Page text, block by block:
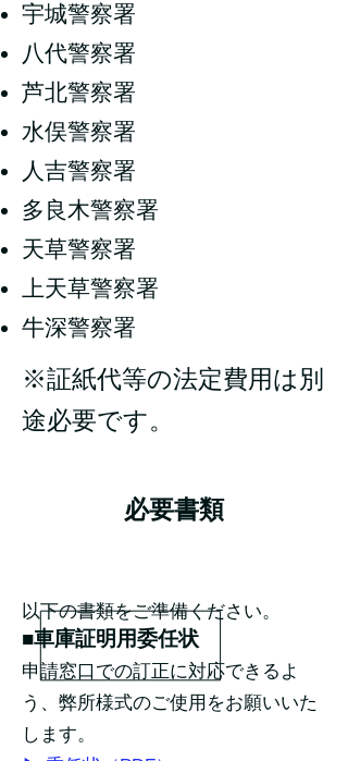
宇城警察署
八代警察署
芦北警察署
水俣警察署
人吉警察署
多良木警察署
天草警察署
上天草警察署
牛深警察署
※証紙代等の法定費用は別
途必要です。
必要書類
以下の書類をご準備ください。
■車庫証明用委任状
申請窓口での訂正に対応できるよ
う、弊所様式のご使用をお願いいた
します。